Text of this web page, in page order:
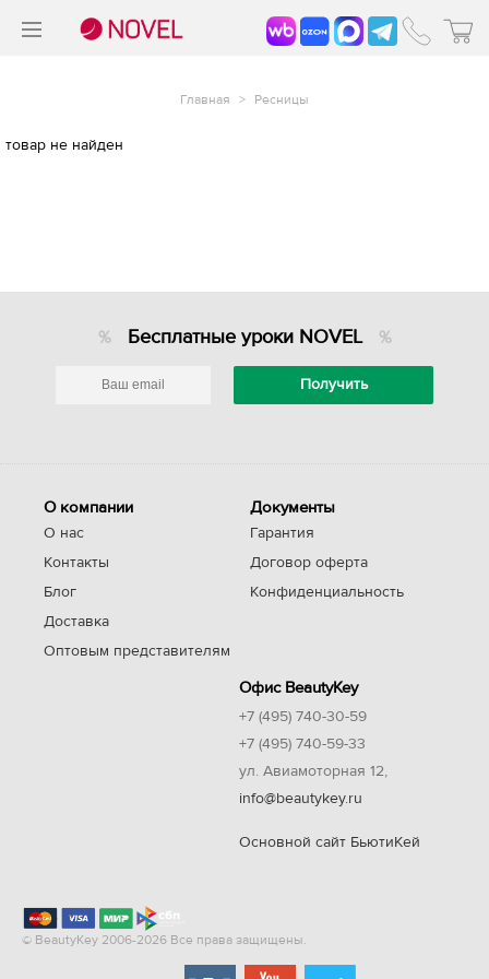
Главная > Ресницы
товар не найден
Бесплатные уроки NOVEL
О компании
О нас
Контакты
Блог
Доставка
Оптовым представителям
Документы
Гарантия
Договор оферта
Конфиденциальность
Офис BeautyKey
+7 (495) 740-30-59
+7 (495) 740-59-33
ул. Авиамоторная 12,
info@beautykey.ru
Основной сайт БьютиКей
© BeautyKey 2006-2026 Все права защищены.